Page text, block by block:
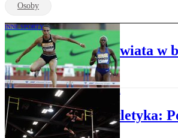
Osoby
INNE SPORTY
Jest nowy rekord świata w
LEKKOATLETYKA
Lekkoatletyka: